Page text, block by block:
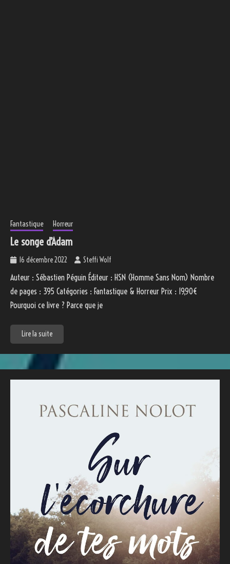
Fantastique Horreur
Le songe d’Adam
16 décembre 2022 Steffi Wolf
Auteur : Sébastien Péguin Éditeur : HSN (Homme Sans Nom) Nombre
de pages : 395 Catégories : Fantastique & Horreur Prix : 19,90€
Pourquoi ce livre ? Parce que je
Lire la suite